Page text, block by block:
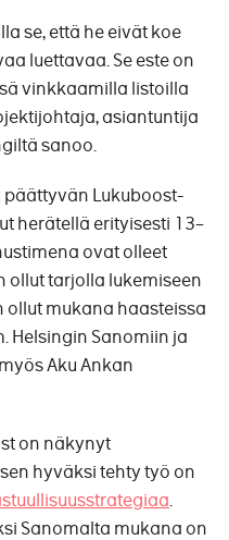
se, että he eivät koe
luettavaa. Se este on
vinkkaamilla listoilla
asiantuntija
sanoo.
Lukuboost-
herätellä erityisesti 13–
ovat olleet
ollut tarjolla lukemiseen
mukana haasteissa
Helsingin Sanomiin ja
Aku Ankan
on näkynyt
hyväksi tehty työ on
.
Sanomalta mukana on